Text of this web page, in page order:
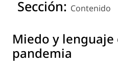
Sección: Contenido
Miedo y
pandemia